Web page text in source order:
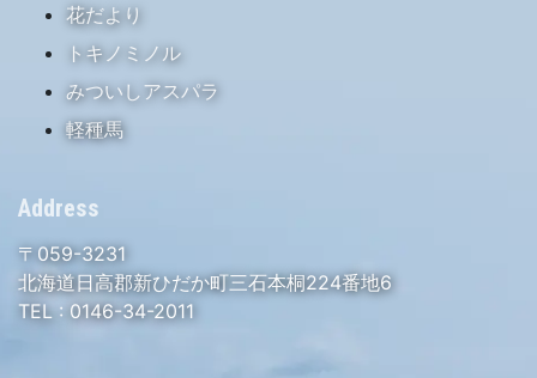
花だより
トキノミノル
みついしアスパラ
軽種馬
Address
〒059-3231
北海道日高郡新ひだか町三石本桐224番地6
TEL : 0146-34-2011